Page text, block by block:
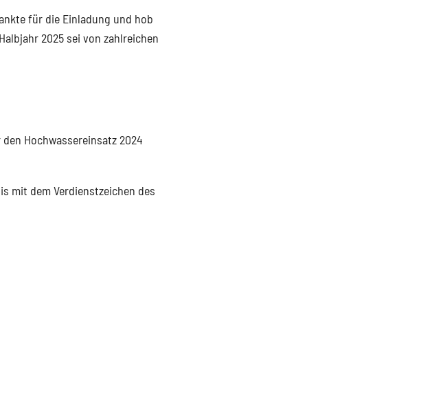
für die Einladung und hob
2025 sei von zahlreichen
Hochwassereinsatz 2024
mit dem Verdienstzeichen des